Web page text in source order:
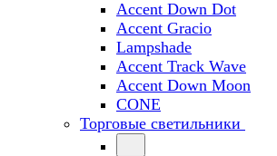
Accent Down Dot
Accent Gracio
Lampshade
Accent Track Wave
Accent Down Moon
CONE
Торговые светильники